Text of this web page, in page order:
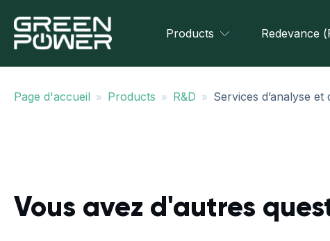
Products Redevance
Page d'accueil » Products » R&D » Services d’analyse
Vous avez d'autres